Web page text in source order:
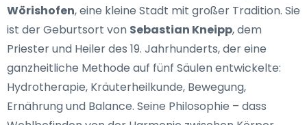
Wörishofen, eine kleine Stadt mit großer Tradition. Sie
ist der Geburtsort von Sebastian Kneipp, dem
Priester und Heiler des 19. Jahrhunderts, der eine
ganzheitliche Methode auf fünf Säulen entwickelte:
Hydrotherapie, Kräuterheilkunde, Bewegung,
Ernährung und Balance. Seine Philosophie – dass